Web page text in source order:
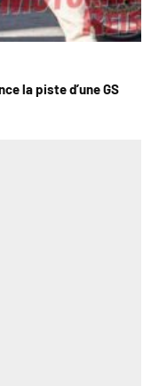
la piste d’une GS